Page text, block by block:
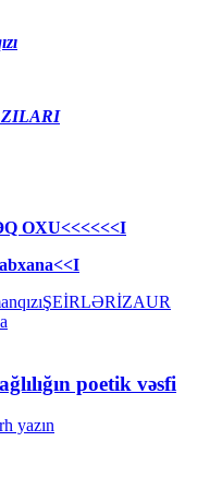
OXU<<<<<<I
ŞEİRLƏRİZAUR
poetik vəsfi
yazın